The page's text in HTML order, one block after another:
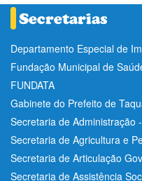
Departamento Especial de
Fundação Municipal de
FUNDATA
Gabinete do Prefeito de
Secretaria de Administração
Secretaria de Agricultura e
Secretaria de Articulação
Secretaria de Assistência